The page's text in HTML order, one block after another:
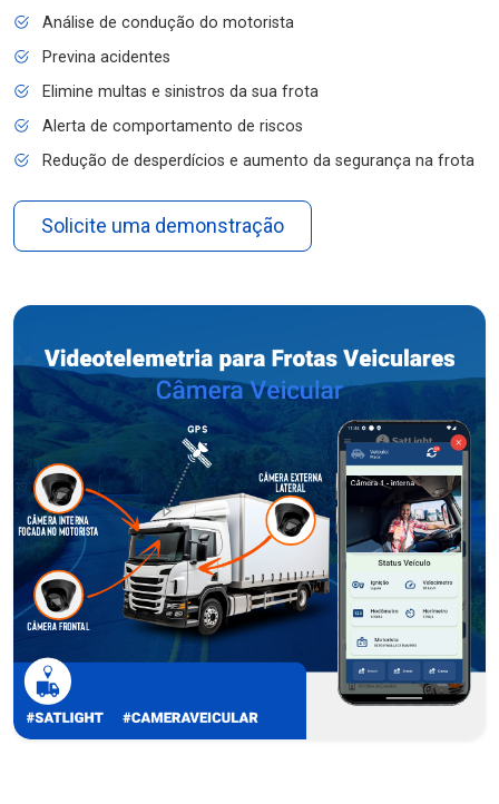
Análise de condução do motorista
Previna acidentes
Elimine multas e sinistros da sua frota
Alerta de comportamento de riscos
Redução de desperdícios e aumento da segurança na frota
Solicite uma demonstração